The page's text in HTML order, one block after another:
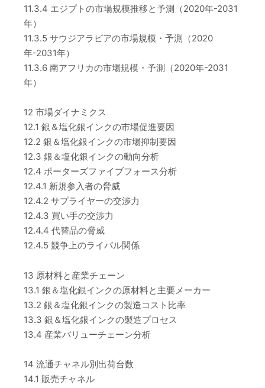
11.3.4 エジプトの市場規模推移と予測（2020年-2031
年）
11.3.5 サウジアラビアの市場規模・予測（2020
年-2031年）
11.3.6 南アフリカの市場規模・予測（2020年-2031
年）
12 市場ダイナミクス
12.1 銀＆塩化銀インクの市場促進要因
12.2 銀＆塩化銀インクの市場抑制要因
12.3 銀＆塩化銀インクの動向分析
12.4 ポーターズファイブフォース分析
12.4.1 新規参入者の脅威
12.4.2 サプライヤーの交渉力
12.4.3 買い手の交渉力
12.4.4 代替品の脅威
12.4.5 競争上のライバル関係
13 原材料と産業チェーン
13.1 銀＆塩化銀インクの原材料と主要メーカー
13.2 銀＆塩化銀インクの製造コスト比率
13.3 銀＆塩化銀インクの製造プロセス
13.4 産業バリューチェーン分析
14 流通チャネル別出荷台数
14.1 販売チャネル